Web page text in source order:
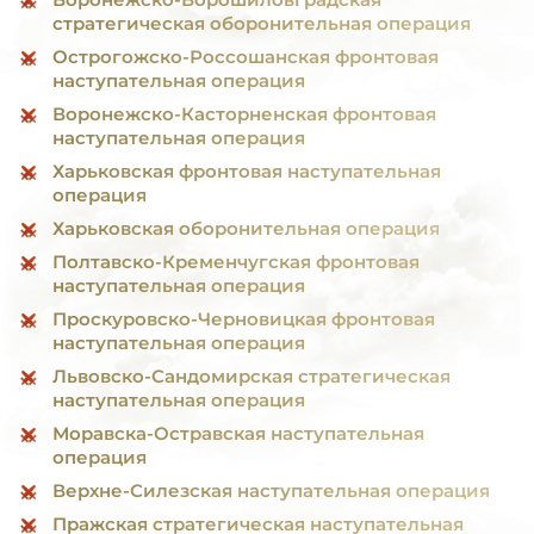
стратегическая оборонительная операция
Острогожско-Россошанская фронтовая
наступательная операция
Воронежско-Касторненская фронтовая
наступательная операция
Харьковская фронтовая наступательная
операция
Харьковская оборонительная операция
Полтавско-Кременчугская фронтовая
наступательная операция
Проскуровско-Черновицкая фронтовая
наступательная операция
Львовско-Сандомирская стратегическая
наступательная операция
Моравска-Остравская наступательная
операция
Верхне-Силезская наступательная операция
Пражская стратегическая наступательная